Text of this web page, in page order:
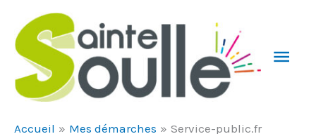
Accueil Mes démarches Service-public.fr